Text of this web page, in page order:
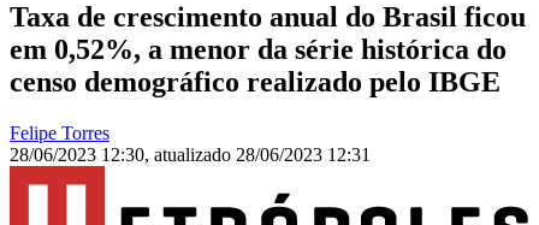
Taxa de crescimento anual do Brasil ficou
em 0,52%, a menor da série histórica do
censo demográfico realizado pelo IBGE
Felipe Torres
28/06/2023 12:30, atualizado 28/06/2023 12:31